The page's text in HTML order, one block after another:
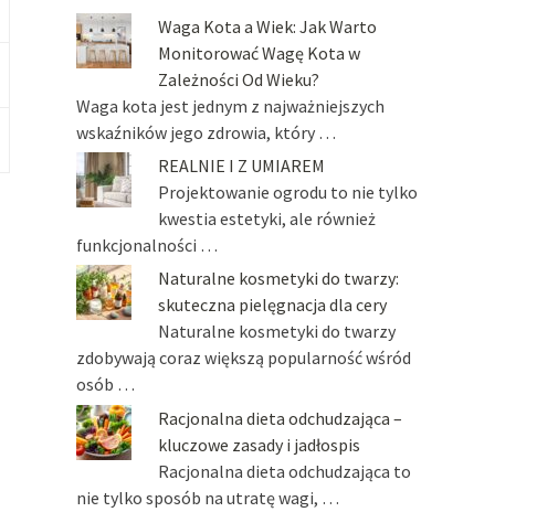
Waga Kota a Wiek: Jak Warto
Monitorować Wagę Kota w
Zależności Od Wieku?
Waga kota jest jednym z najważniejszych
wskaźników jego zdrowia, który …
REALNIE I Z UMIAREM
Projektowanie ogrodu to nie tylko
kwestia estetyki, ale również
funkcjonalności …
Naturalne kosmetyki do twarzy:
skuteczna pielęgnacja dla cery
Naturalne kosmetyki do twarzy
zdobywają coraz większą popularność wśród
osób …
Racjonalna dieta odchudzająca –
kluczowe zasady i jadłospis
Racjonalna dieta odchudzająca to
nie tylko sposób na utratę wagi, …